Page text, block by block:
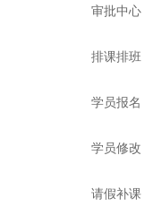
审批中心
排课排班
学员报名
学员修改
请假补课